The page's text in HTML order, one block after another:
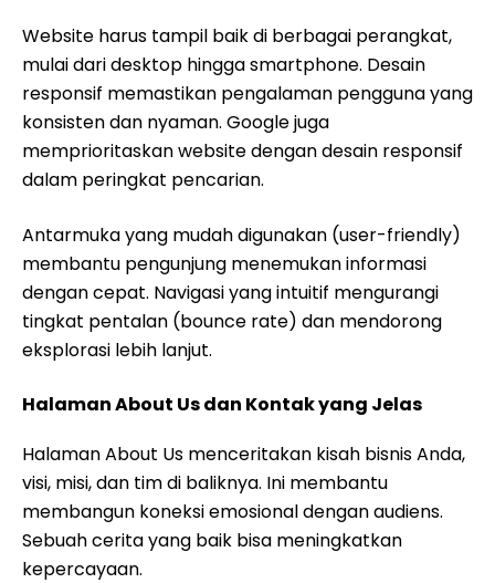
Website harus tampil baik di berbagai perangkat,
mulai dari desktop hingga smartphone. Desain
responsif memastikan pengalaman pengguna yang
konsisten dan nyaman. Google juga
memprioritaskan website dengan desain responsif
dalam peringkat pencarian.
Antarmuka yang mudah digunakan (user-friendly)
membantu pengunjung menemukan informasi
dengan cepat. Navigasi yang intuitif mengurangi
tingkat pentalan (bounce rate) dan mendorong
eksplorasi lebih lanjut.
Halaman About Us dan Kontak yang Jelas
Halaman About Us menceritakan kisah bisnis Anda,
visi, misi, dan tim di baliknya. Ini membantu
membangun koneksi emosional dengan audiens.
Sebuah cerita yang baik bisa meningkatkan
kepercayaan.